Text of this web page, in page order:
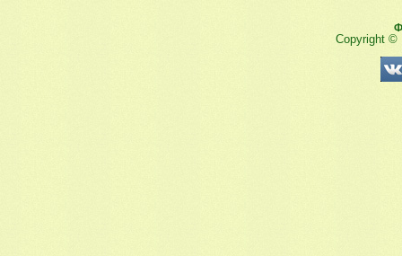
Copyright ©